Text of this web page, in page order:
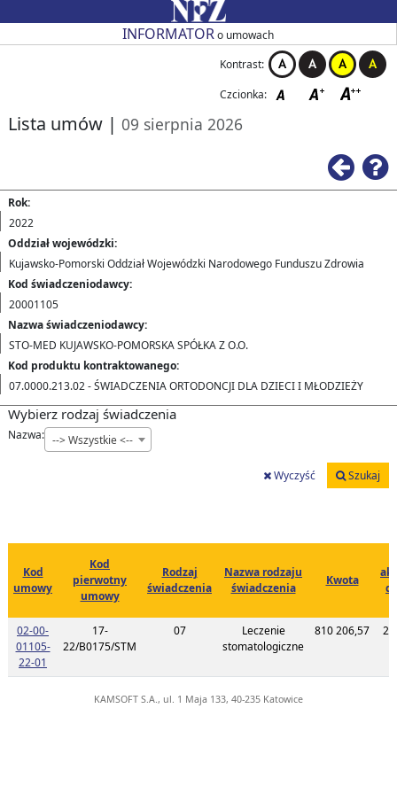
Przejdź do strony głównejINFORMATORo umowach
Kontrast:
Czcionka:
Lista umów | 09 sierpnia 2026
Rok:
2022
Oddział wojewódzki:
Kujawsko-Pomorski Oddział Wojewódzki Narodowego Funduszu Zdrowia
Kod świadczeniodawcy:
20001105
Nazwa świadczeniodawcy:
STO-MED KUJAWSKO-POMORSKA SPÓŁKA Z O.O.
Kod produktu kontraktowanego:
07.0000.213.02 - ŚWIADCZENIA ORTODONCJI DLA DZIECI I MŁODZIEŻY
Wybierz rodzaj świadczenia
Nazwa: --> Wszystkie <--
Wyczyść Szukaj
Kod
umowy
Kod
pierwotny
umowy
Rodzaj
świadczenia
Nazwa rodzaju
świadczenia
Kwota
02-00-
01105-
22-01
17-
22/B0175/STM
07
Leczenie
stomatologiczne
810 206,57
KAMSOFT S.A., ul. 1 Maja 133, 40-235 Katowice